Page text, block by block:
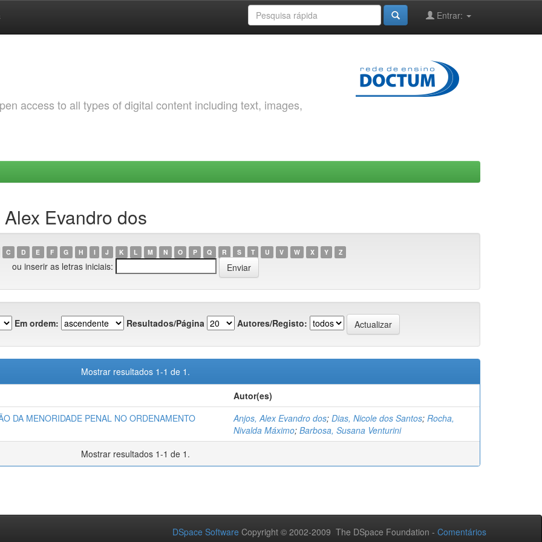
Entrar:
access to all types of digital content including text, images,
Evandro dos
C D E F G H I J K L M N O P Q R S T U V W X Y Z
ou inserir as letras iniciais:
Em ordem: Resultados/Página Autores/Registo:
Mostrar resultados 1-1 de 1.
Autor(es)
DA MENORIDADE PENAL NO ORDENAMENTO
Anjos, Alex Evandro dos; Dias, Nicole dos Santos; Rocha,
Nivalda Máximo; Barbosa, Susana Venturini
Mostrar resultados 1-1 de 1.
DSpace Software Copyright © 2002-2009 The DSpace Foundation - Comentários